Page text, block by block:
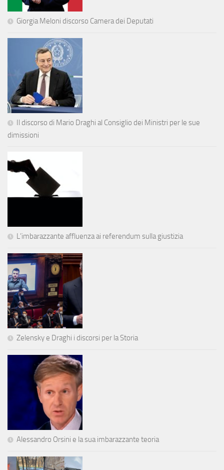
Giorgia Meloni discorso Camera dei Deputati
Il discorso di Mario Draghi al Consiglio dei Ministri per le sue
dimissioni
L’imbarazzante affluenza ai referendum sulla giustizia
Zelensky e Draghi i discorsi per la Storia
Alessandro Orsini e la sua imbarazzante teoria